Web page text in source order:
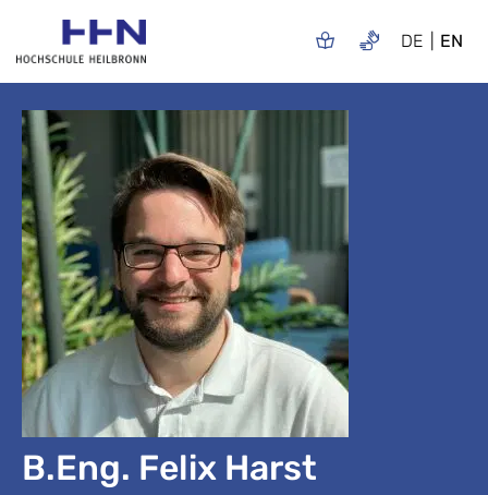
DE EN
B.Eng. Felix Harst